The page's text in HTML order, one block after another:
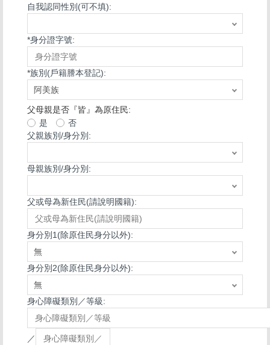
自我認同性別(可不填):
*身分證字號:
*族別(戶籍謄本登記):
父母親是否『皆』為原住民:
是
否
父親族別/身分別:
母親族別/身分別:
父或母為新住民(請說明國籍):
身分別1(除原住民身分以外):
身分別2(除原住民身分以外):
身心障礙類別／等級:
／